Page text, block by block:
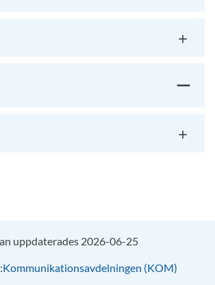
uppdaterades 2026-06-25
Kommunikationsavdelningen (KOM)